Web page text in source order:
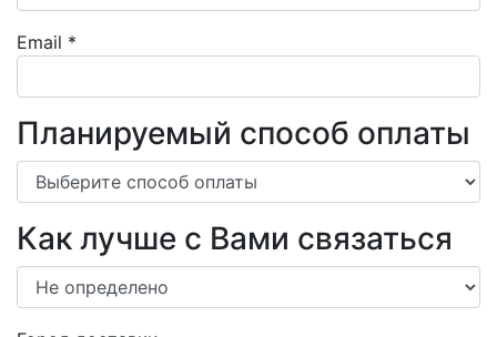
Email *
Планируемый способ оплаты
Как лучше с Вами связаться